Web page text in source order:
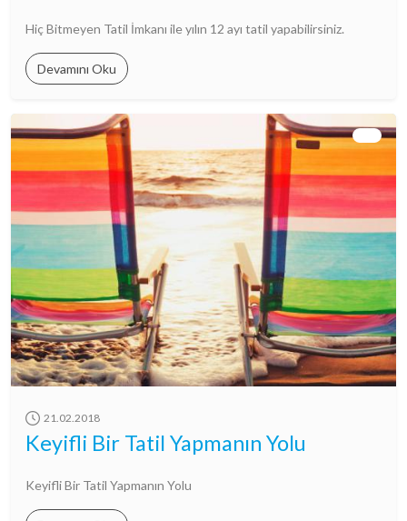
Hiç Bitmeyen Tatil İmkanı ile yılın 12 ayı tatil yapabilirsiniz.
Devamını Oku
21.02.2018
Keyifli Bir Tatil Yapmanın Yolu
Keyifli Bir Tatil Yapmanın Yolu